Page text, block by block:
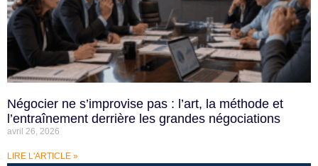
Négocier ne s’improvise pas : l’art, la méthode et
l’entraînement derrière les grandes négociations
avril 26, 2026
LIRE L'ARTICLE »